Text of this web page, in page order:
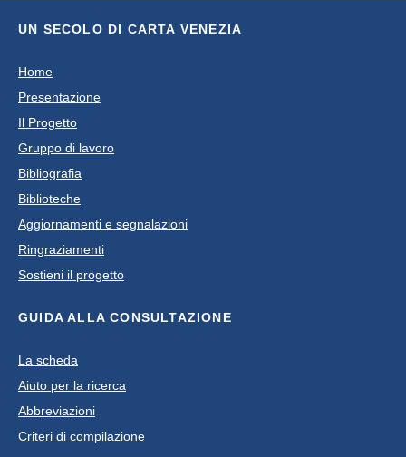
UN SECOLO DI CARTA VENEZIA
Home
Presentazione
Il Progetto
Gruppo di lavoro
Bibliografia
Biblioteche
Aggiornamenti e segnalazioni
Ringraziamenti
Sostieni il progetto
GUIDA ALLA CONSULTAZIONE
La scheda
Aiuto per la ricerca
Abbreviazioni
Criteri di compilazione